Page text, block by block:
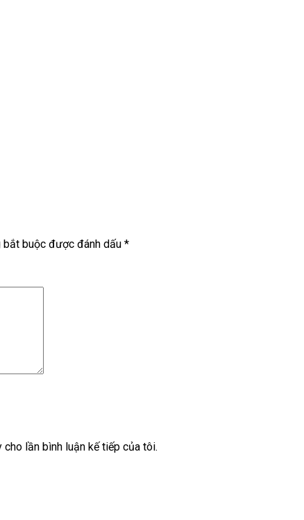
bắt buộc được đánh dấu *
lần bình luận kế tiếp của tôi.